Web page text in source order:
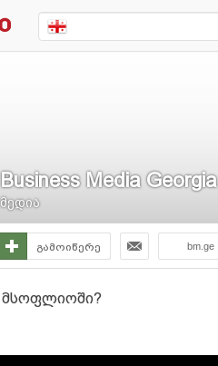
Business Media Georgia
მედია
გამოიწერე bm.ge